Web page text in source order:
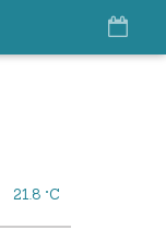
21.8 °C